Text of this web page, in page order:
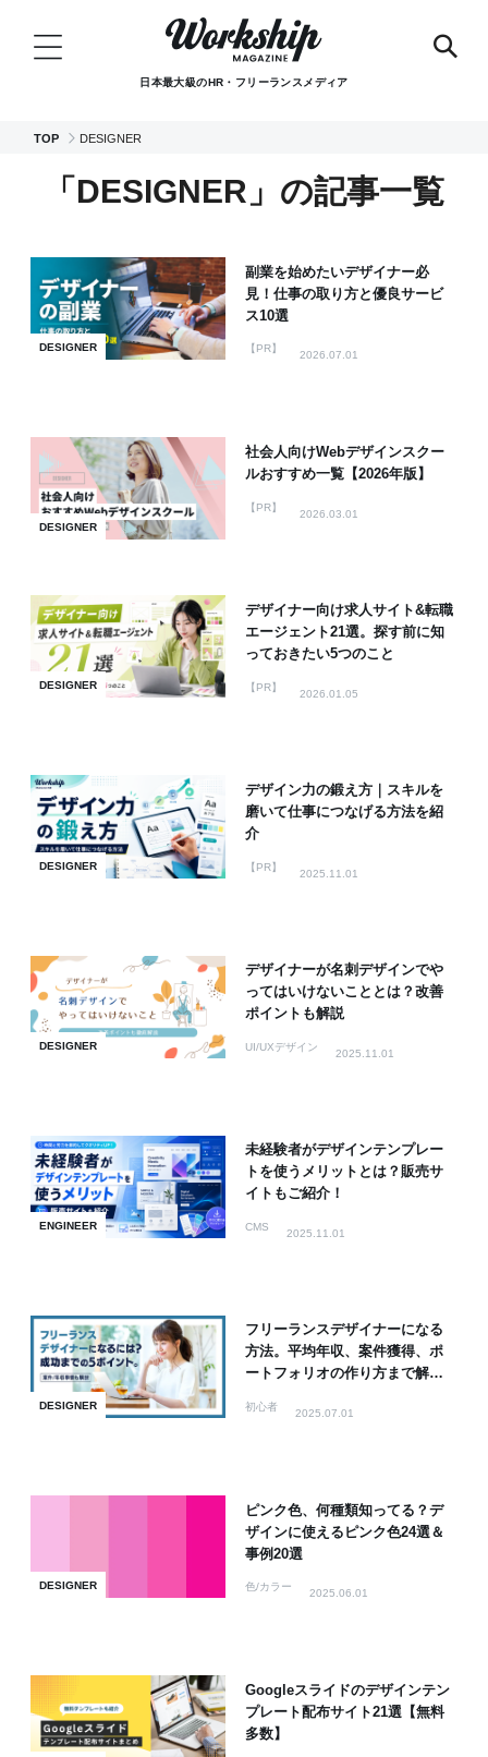
日本最大級のHR・フリーランスメディア
TOP DESIGNER
「DESIGNER」の記事一覧
DESIGNER
副業を始めたいデザイナー必
見！仕事の取り方と優良サービ
ス10選
【PR】
2026.07.01
DESIGNER
社会人向けWebデザインスクー
ルおすすめ一覧【2026年版】
【PR】
2026.03.01
DESIGNER
デザイナー向け求人サイト&転職
エージェント21選。探す前に知
っておきたい5つのこと
【PR】
2026.01.05
DESIGNER
デザイン力の鍛え方｜スキルを
磨いて仕事につなげる方法を紹
介
【PR】
2025.11.01
DESIGNER
デザイナーが名刺デザインでや
ってはいけないこととは？改善
ポイントも解説
UI/UXデザイン
2025.11.01
ENGINEER
未経験者がデザインテンプレー
トを使うメリットとは？販売サ
イトもご紹介！
CMS
2025.11.01
DESIGNER
フリーランスデザイナーになる
方法。平均年収、案件獲得、ポ
ートフォリオの作り方まで解
初心者
2025.07.01
DESIGNER
ピンク色、何種類知ってる？デ
ザインに使えるピンク色24選＆
事例20選
色/カラー
2025.06.01
Googleスライドのデザインテン
プレート配布サイト21選【無料
多数】